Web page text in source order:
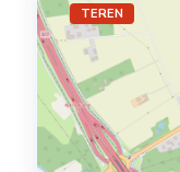
TEREN